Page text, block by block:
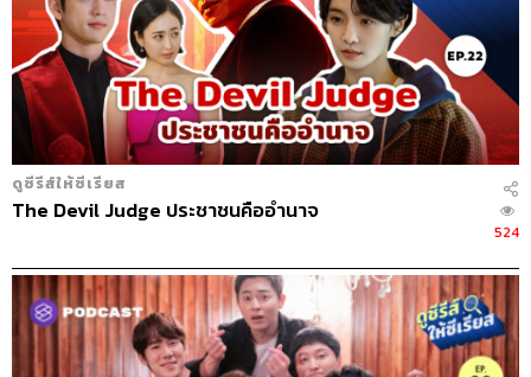
ดูซีรีส์ให้ซีเรียส
The Devil Judge ประชาชนคืออำนาจ
524